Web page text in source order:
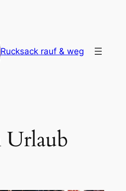
Rucksack rauf & weg
Urlaub